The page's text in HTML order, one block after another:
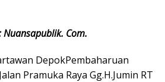
Com.
DepokPembaharuan
Pramuka Raya Gg.H.Jumin RT